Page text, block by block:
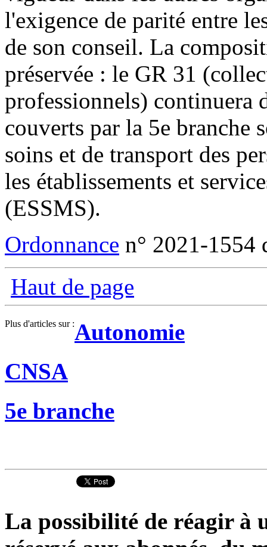
l'exigence de parité entre
de son conseil. La
préservée : le GR 31
professionnels) continuera
couverts par la 5e branche
soins et de transport des
les établissements et
(ESSMS).
Ordonnance n° 2021-1554
Haut de page
Plus d'articles sur :Autonomie
CNSA
5e branche
La possibilité de réagir à